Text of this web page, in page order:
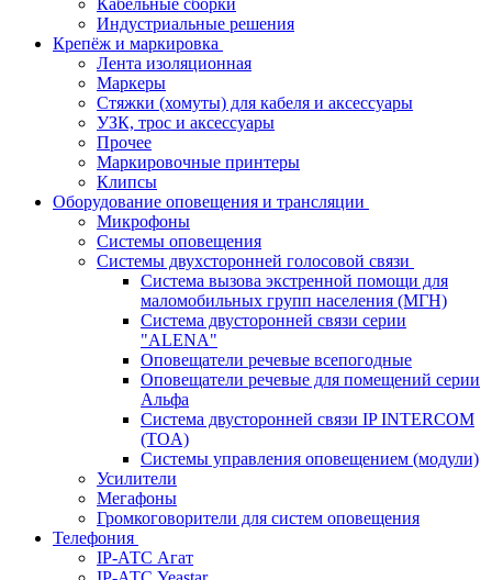
Кабельные сборки
Индустриальные решения
Крепёж и маркировка
Лента изоляционная
Маркеры
Стяжки (хомуты) для кабеля и аксессуары
УЗК, трос и аксессуары
Прочее
Маркировочные принтеры
Клипсы
Оборудование оповещения и трансляции
Микрофоны
Системы оповещения
Системы двухсторонней голосовой связи
Система вызова экстренной помощи для
маломобильных групп населения (МГН)
Система двусторонней связи серии
"ALENA"
Оповещатели речевые всепогодные
Оповещатели речевые для помещений серии
Альфа
Система двусторонней связи IP INTERCOM
(TOA)
Системы управления оповещением (модули)
Усилители
Мегафоны
Громкоговорители для систем оповещения
Телефония
IP-АТС Агат